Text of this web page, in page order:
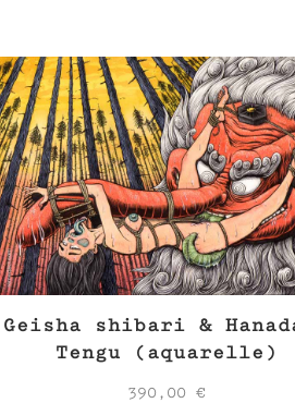
Geisha shibari &
Tengu (aquarelle)
390,00 €